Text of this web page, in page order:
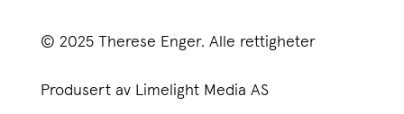
© 2025 Therese Enger. Alle rettigheter
Produsert av Limelight Media AS